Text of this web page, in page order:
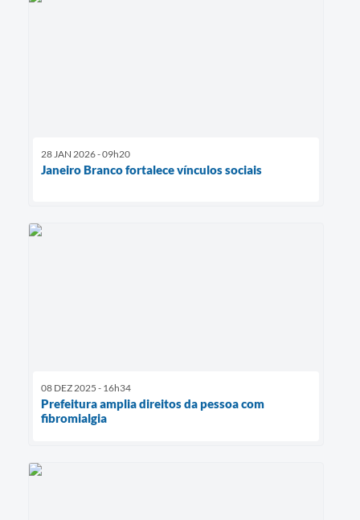
28 JAN 2026 - 09h20
Janeiro Branco fortalece vínculos sociais
08 DEZ 2025 - 16h34
Prefeitura amplia direitos da pessoa com
fibromialgia